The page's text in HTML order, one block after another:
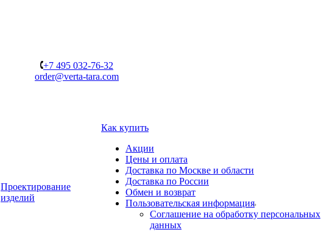
+7 495 032-76-32
order@verta-tara.com
Проектирование
изделий
Как купить
Акции
Цены и оплата
Доставка по Москве и области
Доставка по России
Обмен и возврат
Пользовательская информация
Соглашение на обработку персональных
данных